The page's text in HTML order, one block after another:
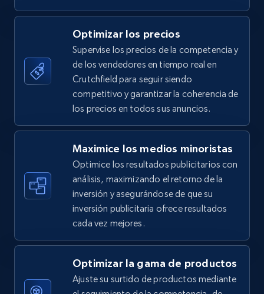
5.4K+ 668+ Comenzar ahora
TikTok Shop - category
URL, Title, Available, Description, Currency, Initial
price, Final price, Discount percent, and more.
TikTok Shop - Collect TikTok shop products
by keywords search
URL, Title, Available, Description, Currency, Initial
price, Final price, Discount percent, and more.
Comenzar ahora
Optimizar los precios
Supervise los precios de la competencia y
de los vendedores en tiempo real en
Crutchfield para seguir siendo
competitivo y garantizar la coherencia de
los precios en todos sus anuncios.
Maximice los medios minoristas
Optimice los resultados publicitarios con
análisis, maximizando el retorno de la
inversión y asegurándose de que su
inversión publicitaria ofrece resultados
cada vez mejores.
Optimizar la gama de productos
Ajuste su surtido de productos mediante